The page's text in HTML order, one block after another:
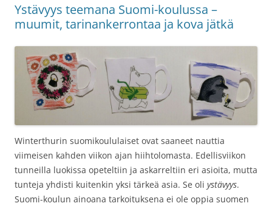
Ystävyys teemana Suomi-koulussa –
muumit, tarinankerrontaa ja kova jätkä
Winterthurin suomikoululaiset ovat saaneet nauttia
viimeisen kahden viikon ajan hiihtolomasta. Edellisviikon
tunneilla luokissa opeteltiin ja askarreltiin eri asioita, mutta
tunteja yhdisti kuitenkin yksi tärkeä asia. Se oli ystävyys.
Suomi-koulun ainoana tarkoituksena ei ole oppia suomen